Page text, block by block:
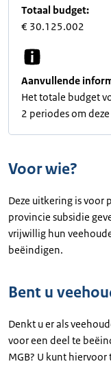
Totaal budget:
€ 30.125.002
Aanvullende
Het totale budget
2 periodes om
Voor wie?
Deze uitkering is voor
provincie subsidie
vrijwillig hun
beëindigen.
Bent u
Denkt u er als
voor een deel te
MGB? U kunt